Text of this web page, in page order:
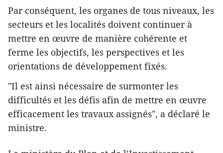
Par conséquent, les organes de tous niveaux, les
secteurs et les localités doivent continuer à
mettre en œuvre de manière cohérente et
ferme les objectifs, les perspectives et les
orientations de développement fixés.
"Il est ainsi nécessaire de surmonter les
difficultés et les défis afin de mettre en œuvre
efficacement les travaux assignés", a déclaré le
ministre.